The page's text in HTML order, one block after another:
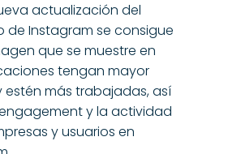
actualización del
de Instagram se consigue
que se muestre en
tengan mayor
estén más trabajadas, así
y la actividad
y usuarios en